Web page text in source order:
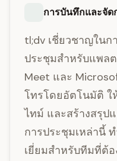
การบันทึกและจัด
tl;dv เชี่ยวชาญใน
ประชุมสำหรับแพล
Meet และ
โทรโดยอัตโนมัติ ใ
ไทม์ และสร้างสรุป
การประชุมเหล่านี้
เยี่ยมสำหรับทีมที่ต้